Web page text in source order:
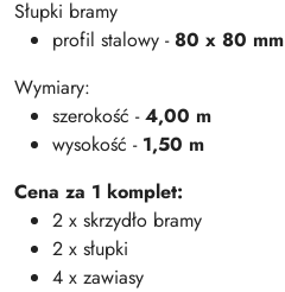
Słupki bramy
profil stalowy -80 x 80 mm
Wymiary:
szerokość -4,00 m
wysokość -1,50 m
Cena za 1 komplet:
2 x skrzydło bramy
2 x słupki
4 x zawiasy